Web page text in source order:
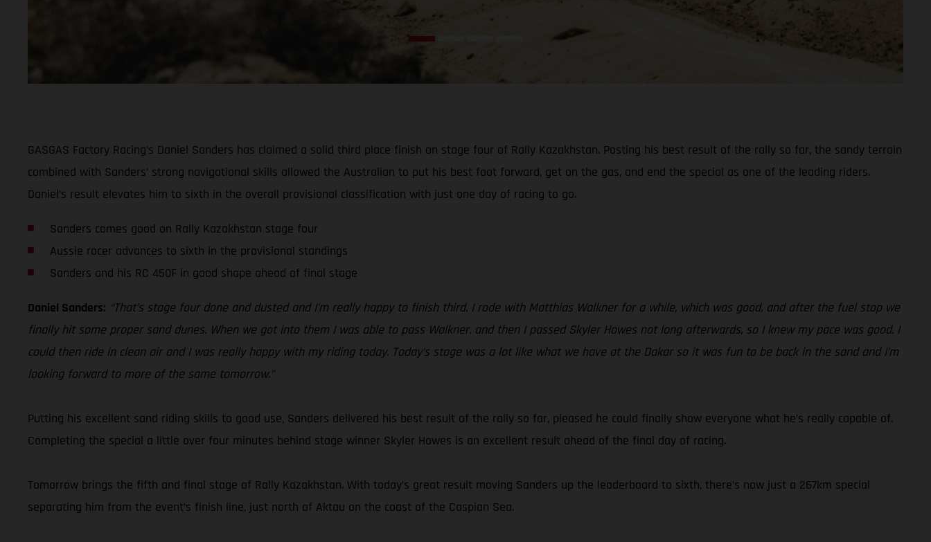
GASGAS Factory Racing’s Daniel Sanders has claimed a solid third place finish on stage four of Rally Kazakhstan. Posting his best result of the rally so far, the sandy terrain
combined with Sanders’ strong navigational skills allowed the Australian to put his best foot forward, get on the gas, and end the special as one of the leading riders.
Daniel’s result elevates him to sixth in the overall provisional classification with just one day of racing to go.
Sanders comes good on Rally Kazakhstan stage four
Aussie racer advances to sixth in the provisional standings
Sanders and his RC 450F in good shape ahead of final stage
Daniel Sanders: “That’s stage four done and dusted and I’m really happy to finish third. I rode with Matthias Walkner for a while, which was good, and after the fuel stop we
finally hit some proper sand dunes. When we got into them I was able to pass Walkner, and then I passed Skyler Howes not long afterwards, so I knew my pace was good. I
could then ride in clean air and I was really happy with my riding today. Today’s stage was a lot like what we have at the Dakar so it was fun to be back in the sand and I’m
looking forward to more of the same tomorrow.”
Putting his excellent sand riding skills to good use, Sanders delivered his best result of the rally so far, pleased he could finally show everyone what he’s really capable of.
Completing the special a little over four minutes behind stage winner Skyler Howes is an excellent result ahead of the final day of racing.
Tomorrow brings the fifth and final stage of Rally Kazakhstan. With today’s great result moving Sanders up the leaderboard to sixth, there’s now just a 267km special
separating him from the event’s finish line, just north of Aktau on the coast of the Caspian Sea.